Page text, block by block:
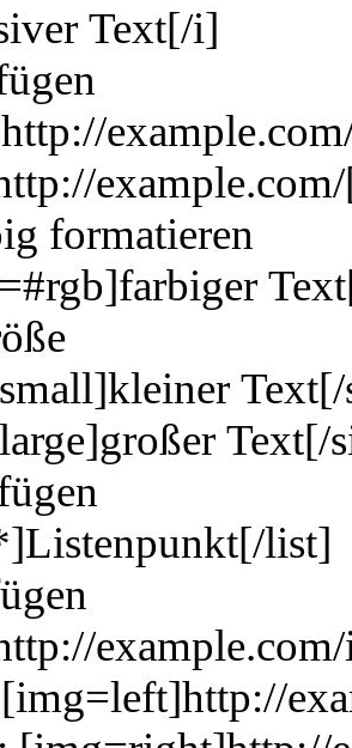
Text[/i]
formatieren
Text[/
list]